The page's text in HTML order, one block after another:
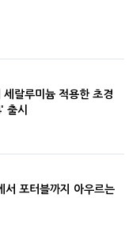
랄루미늄 적용한 초경
출시
서 포터블까지 아우르는